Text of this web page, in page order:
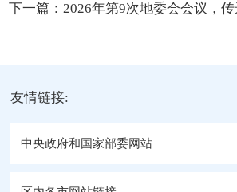
下一篇：
友情链接:
中央政府和国家部委网站